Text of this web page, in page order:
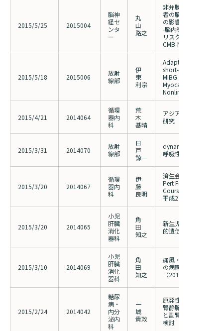
2015/5/25 2015004
脳神
経セ
ンタ
ー
丸
山
路之
非弁膜症性心房細動
者の脳内微小出血に
の影響に関するPilot
-脳内微小出血を指標
リスクの検索的評価
CMB-NOW)
2015/5/18 2015006
放射
線部
伊
東
利宗
Adaptation of a low
short-time collection
MIBG
Myocardial
Nonlinear diffusion
2015/4/21 2014064
循環
器内
科
荒
木
基晴
アジアにおけるTAVR
研究
2015/3/31 2014070
放射
線部
日
戸
諒一
dynamic volume
呼吸性移動評価
2015/3/20 2014067
循環
器内
科
伊
藤
良明
済生会横浜市東部病
Pert Forum Live
Course
平成27年4月4日（土
2015/3/20 2014065
小児
肝臓
消化
器科
角
田
知之
新生児胆汁うっ滞疾
的遺伝子解析（
2015/3/10 2014069
小児
肝臓
消化
器科
角
田
知之
痛風・高尿酸血症及
の病態解明に関する
（2013042の変更）
2015/2/24 2014042
糖尿
病・
内分
泌内
科
一
城
貴政
原発性アルドステロ
腎静脈サンプリング
と副腎手術後予後と
検討